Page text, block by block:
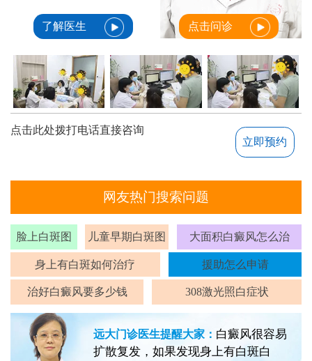
了解医生 点击问诊
点击此处拨打电话直接咨询
立即预约
网友热门搜索问题
脸上白斑图 儿童早期白斑图 大面积白癜风怎么治
身上有白斑如何治疗 援助怎么申请
治好白癜风要多少钱 308激光照白症状
远大门诊医生提醒大家： 白癜风很容易
扩散复发，如果发现身上有白斑白